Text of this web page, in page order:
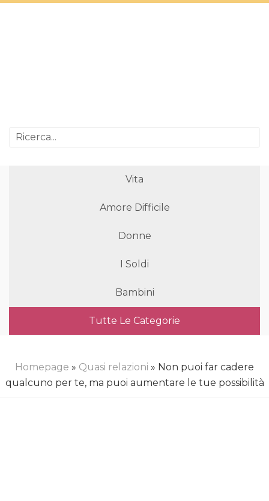
Vita
Amore Difficile
Donne
I Soldi
Bambini
Tutte Le Categorie
Homepage » Quasi relazioni » Non puoi far cadere
qualcuno per te, ma puoi aumentare le tue possibilità